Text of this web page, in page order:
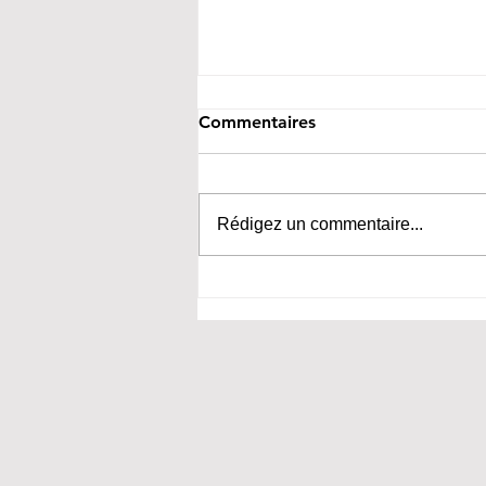
images
Commentaires
Rédigez un commentaire...